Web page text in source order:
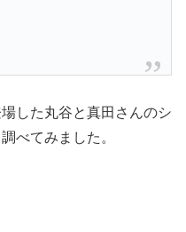
した丸谷と真田さんのシ
べてみました。